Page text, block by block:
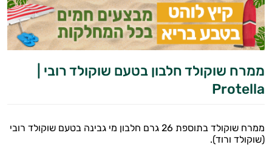
ממרח שוקולד חלבון בטעם שוקולד רובי |
Protella
ממרח שוקולד בתוספת 26 גרם חלבון מי גבינה בטעם שוקולד רובי
(שוקולד ורוד).